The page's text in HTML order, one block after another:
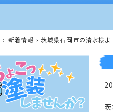
新着情報 茨城県石岡市の清水様よ